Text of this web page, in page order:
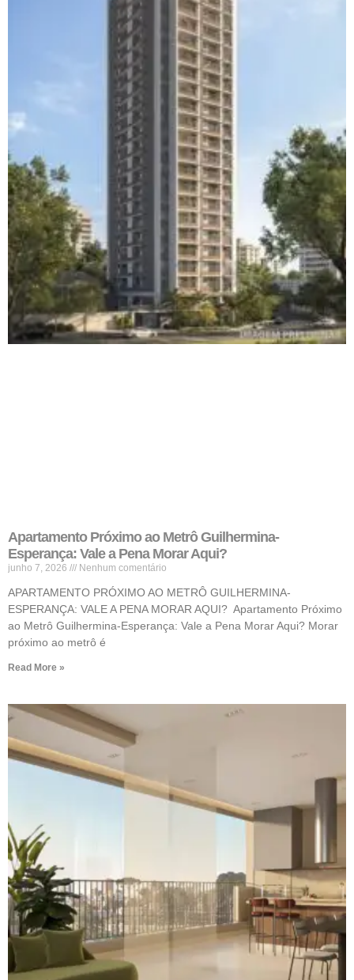
Apartamento Próximo ao Metrô Guilhermina-
Esperança: Vale a Pena Morar Aqui?
junho 7, 2026 Nenhum comentário
APARTAMENTO PRÓXIMO AO METRÔ GUILHERMINA-
ESPERANÇA: VALE A PENA MORAR AQUI? Apartamento Próximo
ao Metrô Guilhermina-Esperança: Vale a Pena Morar Aqui? Morar
próximo ao metrô é
Read More »